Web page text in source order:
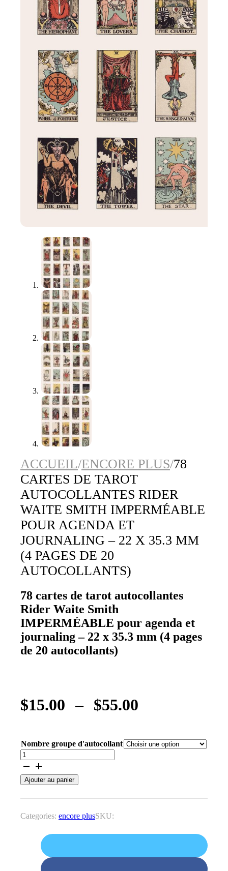
ACCUEIL/ENCORE PLUS/78
CARTES DE TAROT
AUTOCOLLANTES RIDER
WAITE SMITH IMPERMÉABLE
POUR AGENDA ET
JOURNALING – 22 X 35.3 MM
(4 PAGES DE 20
AUTOCOLLANTS)
78 cartes de tarot autocollantes
Rider Waite Smith
IMPERMÉABLE pour agenda et
journaling – 22 x 35.3 mm (4 pages
de 20 autocollants)
$15.00 – $55.00
$15.00
Nombre groupe d'autocollant
quantité
de
cartes
tarot
Rider
IMPERMÉABLE
agenda
Ajouter au panier
Categories: encore plusSKU: